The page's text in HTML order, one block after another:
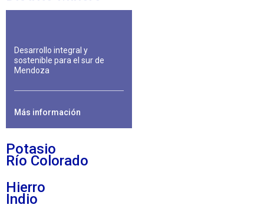
Potasio
Río Colorado
Hierro
Indio
Desarrollo integral y
sostenible para el sur de
Mendoza
Más información